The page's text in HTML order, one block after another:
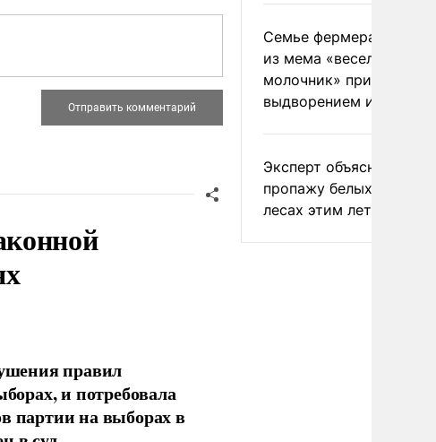
правил
и потребовала
партии на выборах в
Семье фермера
из мема «веселый
молочник» пригрозили
выдворением из
Эксперт объяснил
пропажу белых грибов
лесах этим летом